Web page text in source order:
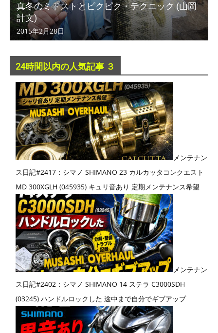
真冬のミドストとピクピク・テクニック (山岡
計文)
2015年2月28日
24時間以内の人気記事 ３
メンテナン
ス日記#2417：シマノ SHIMANO 23 カルカッタコンクエスト
MD 300XGLH (045935) キュリ音あり 定期メンテナンス希望
メンテナン
ス日記#2402：シマノ SHIMANO 14 ステラ C3000SDH
(03245) ハンドルロックした 途中まで自分でギブアップ